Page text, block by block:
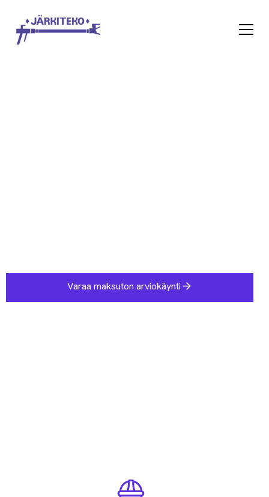
Varaa maksuton arviokäynti